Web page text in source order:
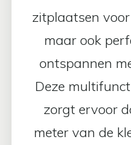
zitplaatsen
maar ook
ontspannen
Deze
zorgt ervoor
meter van de